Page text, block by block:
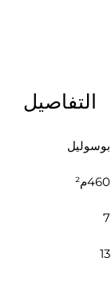
التفاصيل
بوسوليل
460م²
7
13